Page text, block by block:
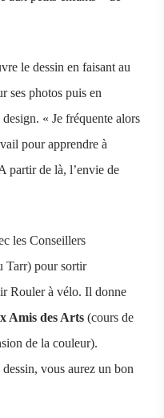
le dessin en faisant au
ses photos puis en
« Je fréquente alors
pour apprendre à
partir de là, l’envie de
les Conseillers
Tarr) pour sortir
Rouler à vélo. Il donne
Amis des Arts(cours de
de la couleur).
vous aurez un bon